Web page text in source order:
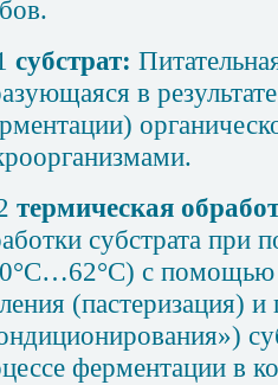
субстрат:
в
термическая
субстрата при
с помощью
(пастеризация)
ферментации в